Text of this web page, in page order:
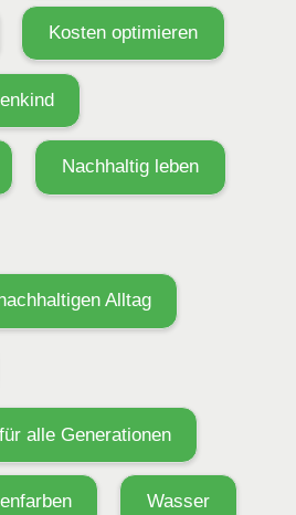
Kosten optimieren
Nachhaltig leben
Alltag
alle Generationen
Wasser